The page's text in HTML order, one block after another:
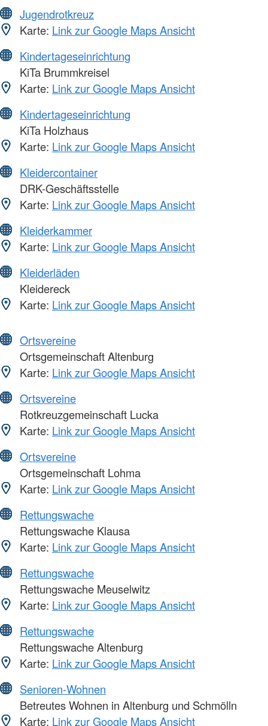
Jugendrotkreuz
Karte: Link zur Google Maps Ansicht
Kindertageseinrichtung
KiTa Brummkreisel
Karte: Link zur Google Maps Ansicht
Kindertageseinrichtung
KiTa Holzhaus
Karte: Link zur Google Maps Ansicht
Kleidercontainer
DRK-Geschäftsstelle
Karte: Link zur Google Maps Ansicht
Kleiderkammer
Karte: Link zur Google Maps Ansicht
Kleiderläden
Kleidereck
Karte: Link zur Google Maps Ansicht
Ortsvereine
Ortsgemeinschaft Altenburg
Karte: Link zur Google Maps Ansicht
Ortsvereine
Rotkreuzgemeinschaft Lucka
Karte: Link zur Google Maps Ansicht
Ortsvereine
Ortsgemeinschaft Lohma
Karte: Link zur Google Maps Ansicht
Rettungswache
Rettungswache Klausa
Karte: Link zur Google Maps Ansicht
Rettungswache
Rettungswache Meuselwitz
Karte: Link zur Google Maps Ansicht
Rettungswache
Rettungswache Altenburg
Karte: Link zur Google Maps Ansicht
Senioren-Wohnen
Betreutes Wohnen in Altenburg und Schmölln
Karte: Link zur Google Maps Ansicht